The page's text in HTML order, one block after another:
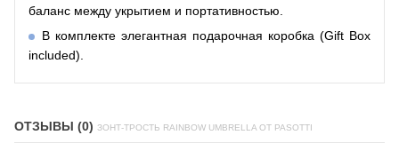
баланс между укрытием и портативностью.
В комплекте элегантная подарочная коробка (Gift Box
included).
ОТЗЫВЫ (0) ЗОНТ-ТРОСТЬ RAINBOW UMBRELLA ОТ PASOTTI